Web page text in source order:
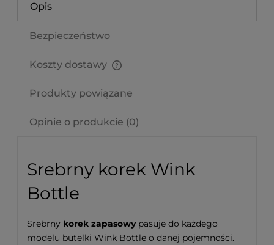
Opis
Bezpieczeństwo
Koszty dostawy
Produkty powiązane
Opinie o produkcie (0)
Srebrny korek Wink
Bottle
Srebrny korek zapasowypasuje do każdego
modelu butelki Wink Bottle o danej pojemności.